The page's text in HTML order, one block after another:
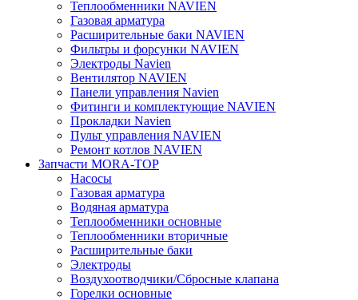
Теплообменники NAVIEN
Газовая арматура
Расширительные баки NAVIEN
Фильтры и форсунки NAVIEN
Электроды Navien
Вентилятор NAVIEN
Панели управления Navien
Фитинги и комплектующие NAVIEN
Прокладки Navien
Пульт управления NAVIEN
Ремонт котлов NAVIEN
Запчасти MORA-TOP
Насосы
Газовая арматура
Водяная арматура
Теплообменники основные
Теплообменники вторичные
Расширительные баки
Электроды
Воздухоотводчики/Сбросные клапана
Горелки основные